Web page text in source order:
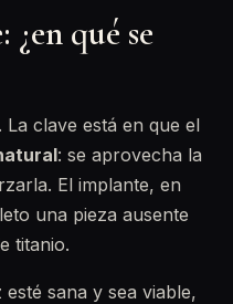
qué se
clave está en que el
: se aprovecha la
El implante, en
una pieza ausente
titanio.
sana y sea viable,